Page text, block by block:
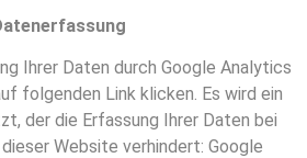
Ihrer Daten durch Google Analytics
folgenden Link klicken. Es wird ein
der die Erfassung Ihrer Daten bei
Website verhindert: Google